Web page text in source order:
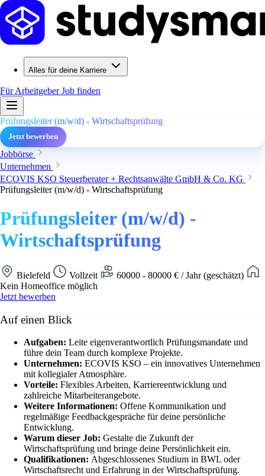
Alles für deine Karriere
Für ArbeitgeberJob finden
Prüfungsleiter (m/w/d) - Wirtschaftsprüfung
Jetzt bewerben
Jobbörse
Unternehmen
ECOVIS KSO Steuerberater + Rechtsanwälte GmbH & Co. KG
Prüfungsleiter (m/w/d) - Wirtschaftsprüfung
Prüfungsleiter (m/w/d) -
Wirtschaftsprüfung
Bielefeld Vollzeit
60000 - 80000 € / Jahr (geschätzt)
Kein Homeoffice möglich
Jetzt bewerben
Auf einen Blick
Aufgaben: Leite eigenverantwortlich Prüfungsmandate und
führe dein Team durch komplexe Projekte.
Unternehmen: ECOVIS KSO – ein innovatives Unternehmen
mit kollegialer Atmosphäre.
Vorteile: Flexibles Arbeiten, Karriereentwicklung und
zahlreiche Mitarbeiterangebote.
Weitere Informationen: Offene Kommunikation und
regelmäßige Feedbackgespräche für deine persönliche
Entwicklung.
Warum dieser Job: Gestalte die Zukunft der
Wirtschaftsprüfung und bringe deine Persönlichkeit ein.
Qualifikationen: Abgeschlossenes Studium in BWL oder
Wirtschaftsrecht und Erfahrung in der Wirtschaftsprüfung.